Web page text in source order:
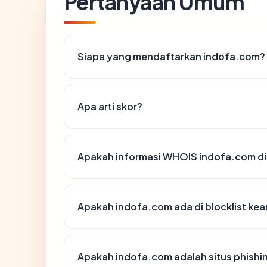
Siapa yang mendaftarkan indofa.com?
Apa arti skor?
Apakah informasi WHOIS indofa.com
Apakah indofa.com ada di blocklist
Apakah indofa.com adalah situs